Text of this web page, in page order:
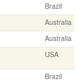
Brazil
Australia
Australia
USA
Brazil